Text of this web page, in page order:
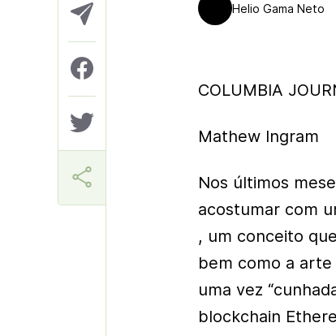
Helio Gama Neto
COLUMBIA
Mathew Ingram
Nos últimos
acostumar com
, um conceito
bem como a arte
uma vez
blockchain